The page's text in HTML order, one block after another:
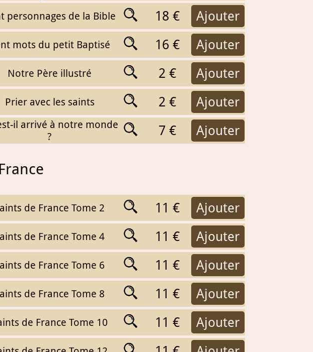
personnages de la Bible 18 € Ajouter
mots du petit Baptisé 16 € Ajouter
Notre Père illustré 2 € Ajouter
Prier avec les saints 2 € Ajouter
il arrivé à notre monde
?
7 € Ajouter
de France Tome 2 11 € Ajouter
de France Tome 4 11 € Ajouter
de France Tome 6 11 € Ajouter
de France Tome 8 11 € Ajouter
de France Tome 10 11 € Ajouter